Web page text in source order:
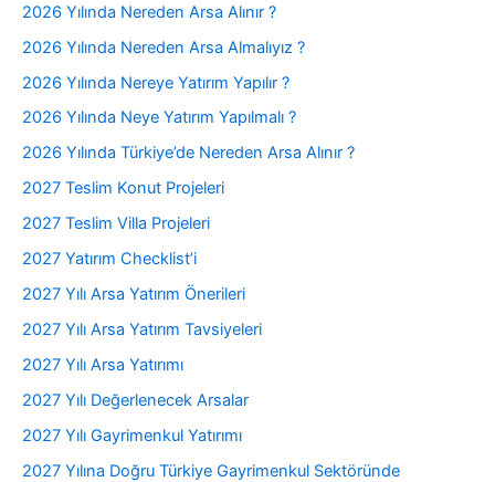
2026 Yılında Nereden Arsa Alınır ?
2026 Yılında Nereden Arsa Almalıyız ?
2026 Yılında Nereye Yatırım Yapılır ?
2026 Yılında Neye Yatırım Yapılmalı ?
2026 Yılında Türkiye’de Nereden Arsa Alınır ?
2027 Teslim Konut Projeleri
2027 Teslim Villa Projeleri
2027 Yatırım Checklist’i
2027 Yılı Arsa Yatırım Önerileri
2027 Yılı Arsa Yatırım Tavsiyeleri
2027 Yılı Arsa Yatırımı
2027 Yılı Değerlenecek Arsalar
2027 Yılı Gayrimenkul Yatırımı
2027 Yılına Doğru Türkiye Gayrimenkul Sektöründe